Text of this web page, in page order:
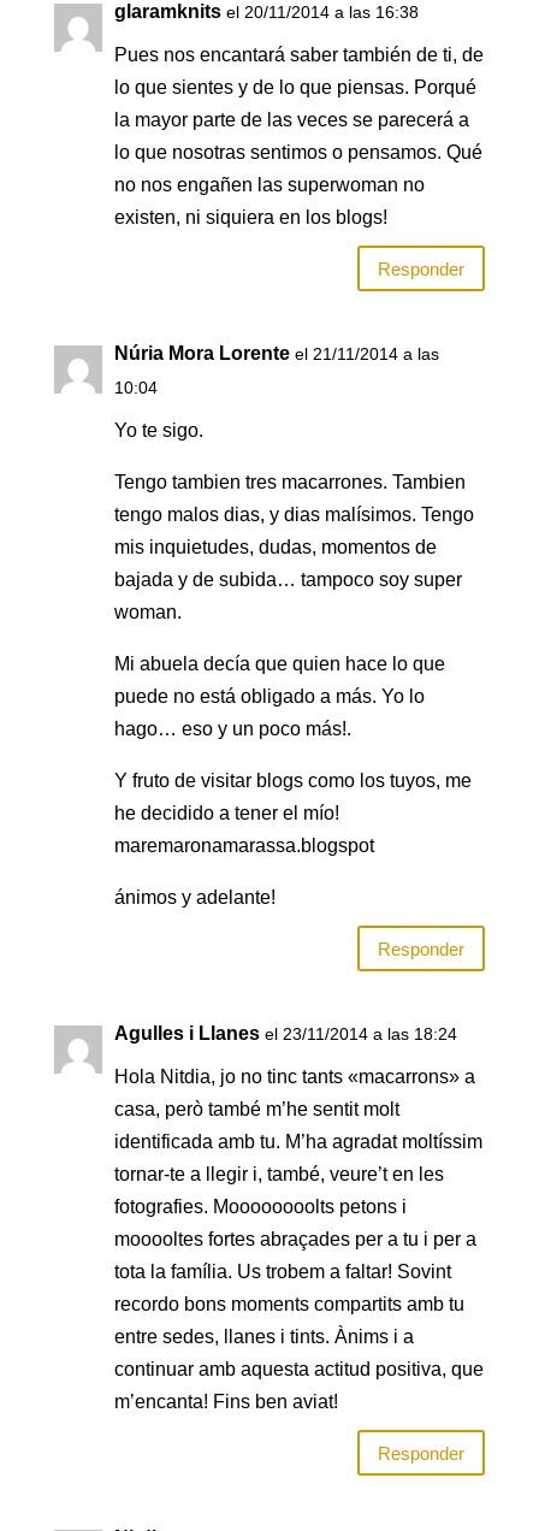
glaramknits el 20/11/2014 a las 16:38
Pues nos encantará saber también de ti, de
lo que sientes y de lo que piensas. Porqué
la mayor parte de las veces se parecerá a
lo que nosotras sentimos o pensamos. Qué
no nos engañen las superwoman no
existen, ni siquiera en los blogs!
Responder
Núria Mora Lorente el 21/11/2014 a las
10:04
Yo te sigo.
Tengo tambien tres macarrones. Tambien
tengo malos dias, y dias malísimos. Tengo
mis inquietudes, dudas, momentos de
bajada y de subida… tampoco soy super
woman.
Mi abuela decía que quien hace lo que
puede no está obligado a más. Yo lo
hago… eso y un poco más!.
Y fruto de visitar blogs como los tuyos, me
he decidido a tener el mío!
maremaronamarassa.blogspot
ánimos y adelante!
Responder
Agulles i Llanes el 23/11/2014 a las 18:24
Hola Nitdia, jo no tinc tants «macarrons» a
casa, però també m’he sentit molt
identificada amb tu. M’ha agradat moltíssim
tornar-te a llegir i, també, veure’t en les
fotografies. Moooooooolts petons i
mooooltes fortes abraçades per a tu i per a
tota la família. Us trobem a faltar! Sovint
recordo bons moments compartits amb tu
entre sedes, llanes i tints. Ànims i a
continuar amb aquesta actitud positiva, que
m’encanta! Fins ben aviat!
Responder